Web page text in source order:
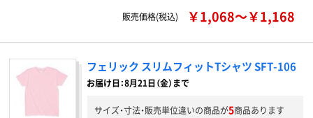
販売価格(税込)
￥1,068～￥1,168
フェリック スリムフィットTシャツ SFT-106
お届け日：8月21日（金）まで
サイズ・寸法・販売単位違いの商品が5商品あります